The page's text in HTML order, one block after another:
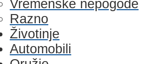
Vremenske nepogode
Razno
Životinje
Automobili